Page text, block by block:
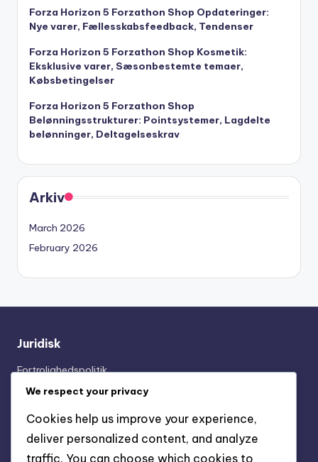
Forza Horizon 5 Forzathon Shop Opdateringer:
Nye varer, Fællesskabsfeedback, Tendenser
Forza Horizon 5 Forzathon Shop Kosmetik:
Eksklusive varer, Sæsonbestemte temaer,
Købsbetingelser
Forza Horizon 5 Forzathon Shop
Belønningsstrukturer: Pointsystemer, Lagdelte
belønninger, Deltagelseskrav
Arkiv
March 2026
February 2026
Juridisk
Fortrolighedspolitik
Kom i kontakt
Cookies og sporing
Vilkår og betingelser
We respect your privacy
Cookies help us improve your experience,
deliver personalized content, and analyze
traffic. You can choose which cookies to